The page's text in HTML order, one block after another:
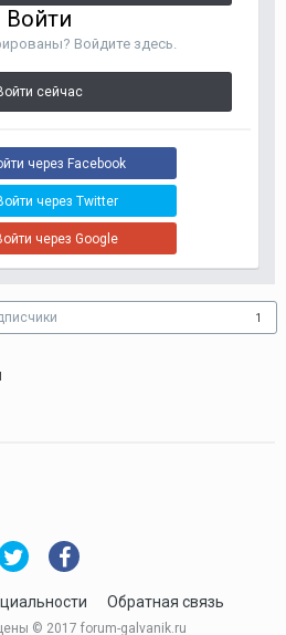
Войти
Войдите здесь.
сейчас
через Facebook
через Twitter
через Google
1
Обратная связь
© 2017 forum-galvanik.ru